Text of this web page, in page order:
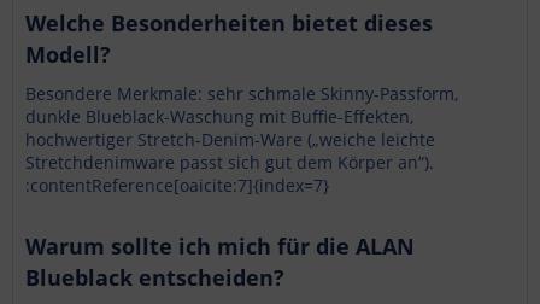
Welche Besonderheiten bietet dieses
Modell?
Besondere Merkmale: sehr schmale Skinny-Passform,
dunkle Blueblack-Waschung mit Buffie-Effekten,
hochwertiger Stretch-Denim-Ware („weiche leichte
Stretchdenimware passt sich gut dem Körper an“).
:contentReference[oaicite:7]{index=7}
Warum sollte ich mich für die ALAN
Blueblack entscheiden?